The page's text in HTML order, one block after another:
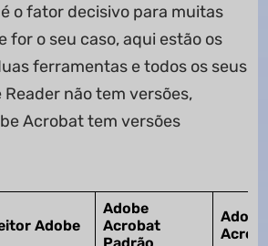
o fator decisivo para muitas
for o seu caso, aqui estão os
ferramentas e todos os seus
Reader não tem versões,
Acrobat tem versões
Adobe
Adobe
Acrobat
Adobe